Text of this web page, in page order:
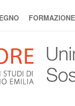
FORMAZIONE